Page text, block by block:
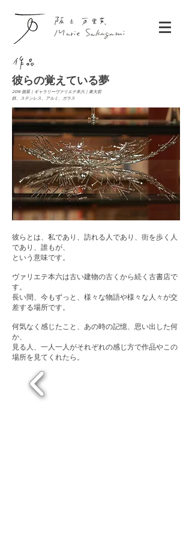
彼らの覚えている夢
彼らとは、私であり、訪れる人であり、街を歩く人
であり、誰もが、
という意味です。
ヴァリエテ本六は古い建物の古くから続く古書店で
す。
長い間、今もずっと、様々な物語や様々な人々が交
差する場所です。
何気なく感じたこと、あの時の記憶、思い出した何
か、
見る人、一人一人がそれぞれの感じ方で作品やこの
場所を見てくれたら。
2014 個展｜ギャラリーヴァリエテ本六｜東大前
鉄、ステンレス、アルミ、ガラス